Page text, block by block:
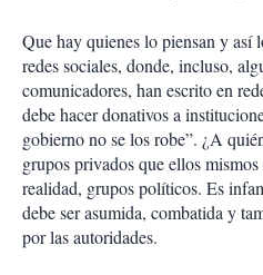
Que hay quienes lo piensan y así
redes sociales, donde, incluso,
comunicadores, han escrito en
debe hacer donativos a
gobierno no se los robe”. ¿A
grupos privados que ellos
realidad, grupos políticos. Es
debe ser asumida, combatida y
por las autoridades.